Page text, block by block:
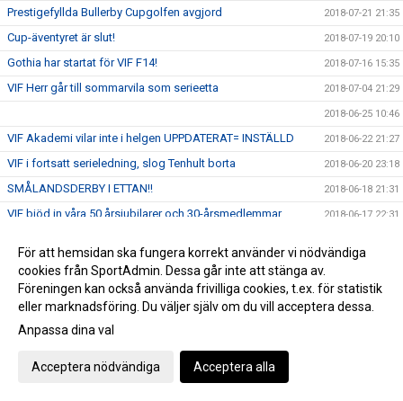
Prestigefyllda Bullerby Cupgolfen avgjord 2018-07-21 21:35
Cup-äventyret är slut! 2018-07-19 20:10
Gothia har startat för VIF F14! 2018-07-16 15:35
VIF Herr går till sommarvila som serieetta 2018-07-04 21:29
2018-06-25 10:46
VIF Akademi vilar inte i helgen UPPDATERAT= INSTÄLLD 2018-06-22 21:27
VIF i fortsatt serieledning, slog Tenhult borta 2018-06-20 23:18
SMÅLANDSDERBY I ETTAN!! 2018-06-18 21:31
VIF bjöd in våra 50 årsjubilarer och 30-årsmedlemmar 2018-06-17 22:31
drygt 4 timmar kvar till match
Vi firar lite extra på söndag, då vi har en tidig liten seriefinal
mot Smedby
2018-06-12 23:41
Landslagets Fotbollsskola och VM-premiär!
VIF Akademi vann derbyt mot FBSK
Niklas Gunnarssons kanon avgjorde
För att hemsidan ska fungera korrekt använder vi nödvändiga
cookies från SportAdmin. Dessa går inte att stänga av.
Föreningen kan också använda frivilliga cookies, t.ex. för statistik
eller marknadsföring. Du väljer själv om du vill acceptera dessa.
Anpassa dina val
Acceptera nödvändiga Acceptera alla